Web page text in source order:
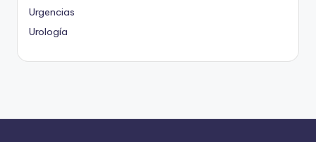
Urgencias
Urología